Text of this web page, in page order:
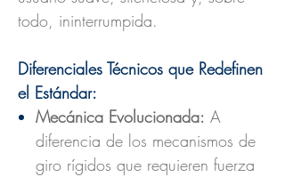
todo, ininterrumpida.
Diferenciales Técnicos que Redefinen
el Estándar:
Mecánica Evolucionada: A
diferencia de los mecanismos de
giro rígidos que requieren fuerza